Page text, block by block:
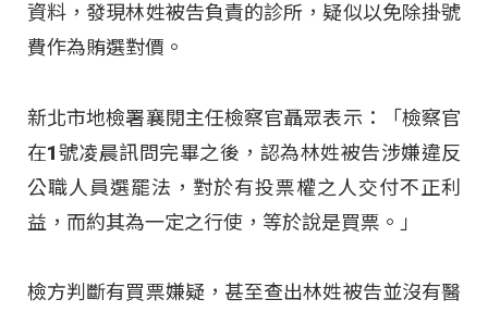
資料，發現林姓被告負責的診所，疑似以免除掛號
費作為賄選對價。
新北市地檢署襄閱主任檢察官聶眾表示：「檢察官
在1號凌晨訊問完畢之後，認為林姓被告涉嫌違反
公職人員選罷法，對於有投票權之人交付不正利
益，而約其為一定之行使，等於說是買票。」
檢方判斷有買票嫌疑，甚至查出林姓被告並沒有醫